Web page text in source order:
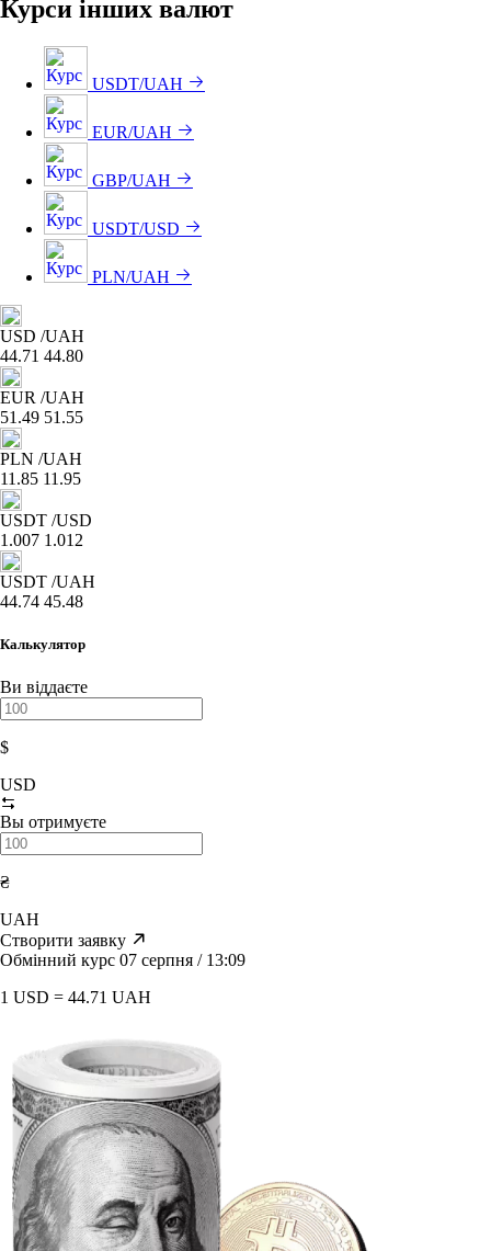
Курси інших валют
USDT/UAH
EUR/UAH
GBP/UAH
USDT/USD
PLN/UAH
USD /UAH
44.71 44.80
EUR /UAH
51.49 51.55
PLN /UAH
11.85 11.95
USDT /USD
1.007 1.012
USDT /UAH
44.74 45.48
Калькулятор
Ви віддаєте
$
USD
Вы отримуєте
₴
UAH
Створити заявку
Обмінний курс 07 серпня / 13:09
1 USD = 44.71 UAH